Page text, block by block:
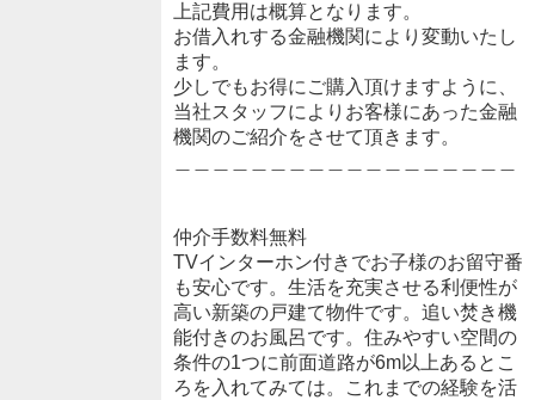
上記費用は概算となります。
お借入れする金融機関により変動いたし
ます。
少しでもお得にご購入頂けますように、
当社スタッフによりお客様にあった金融
機関のご紹介をさせて頂きます。
仲介手数料無料
TVインターホン付きでお子様のお留守番
も安心です。生活を充実させる利便性が
高い新築の戸建て物件です。追い焚き機
能付きのお風呂です。住みやすい空間の
条件の1つに前面道路が6m以上あるとこ
ろを入れてみては。これまでの経験を活